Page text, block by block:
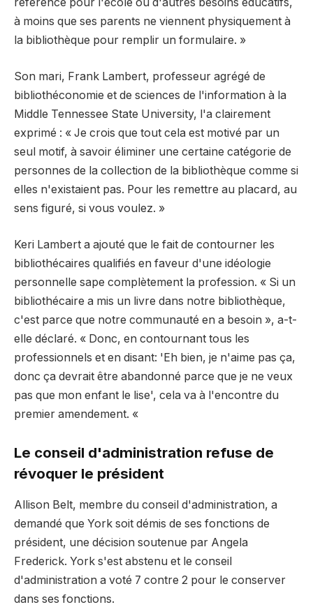
référence pour l'école ou d'autres besoins éducatifs,
à moins que ses parents ne viennent physiquement à
la bibliothèque pour remplir un formulaire. »
Son mari, Frank Lambert, professeur agrégé de
bibliothéconomie et de sciences de l'information à la
Middle Tennessee State University, l'a clairement
exprimé : « Je crois que tout cela est motivé par un
seul motif, à savoir éliminer une certaine catégorie de
personnes de la collection de la bibliothèque comme si
elles n'existaient pas. Pour les remettre au placard, au
sens figuré, si vous voulez. »
Keri Lambert a ajouté que le fait de contourner les
bibliothécaires qualifiés en faveur d'une idéologie
personnelle sape complètement la profession. « Si un
bibliothécaire a mis un livre dans notre bibliothèque,
c'est parce que notre communauté en a besoin », a-t-
elle déclaré. « Donc, en contournant tous les
professionnels et en disant: 'Eh bien, je n'aime pas ça,
donc ça devrait être abandonné parce que je ne veux
pas que mon enfant le lise', cela va à l'encontre du
premier amendement. «
Le conseil d'administration refuse de
révoquer le président
Allison Belt, membre du conseil d'administration, a
demandé que York soit démis de ses fonctions de
président, une décision soutenue par Angela
Frederick. York s'est abstenu et le conseil
d'administration a voté 7 contre 2 pour le conserver
dans ses fonctions.